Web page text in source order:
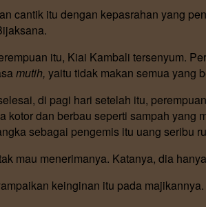
cantik itu dengan kepasrahan yang
itu, Kiai Kambali tersenyum.
mutih, yaitu tidak makan semua yang
di pagi hari setelah itu,
kotor dan berbau seperti sampah
sebagai pengemis itu uang seribu
mau menerimanya. Katanya, dia
keinginan itu pada majikannya.